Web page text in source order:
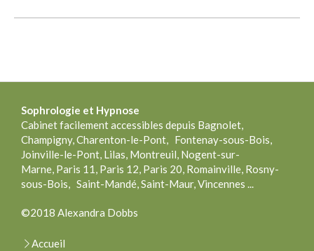
Sophrologie et Hypnose
Cabinet facilement accessibles depuis Bagnolet,
Champigny, Charenton-le-Pont, Fontenay-sous-Bois,
Joinville-le-Pont, Lilas, Montreuil, Nogent-sur-
Marne, Paris 11, Paris 12, Paris 20, Romainville, Rosny-
sous-Bois, Saint-Mandé, Saint-Maur, Vincennes ...
©2018 Alexandra Dobbs
Accueil